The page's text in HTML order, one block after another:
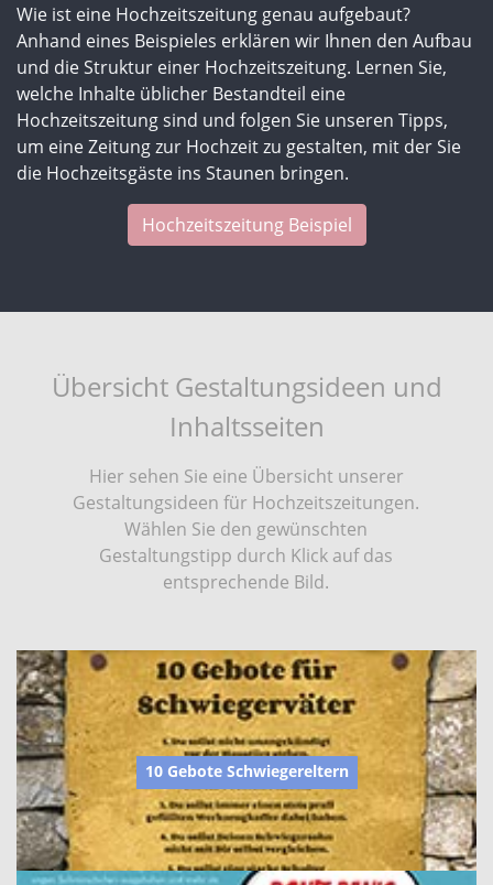
Wie ist eine Hochzeitszeitung genau aufgebaut?
Anhand eines Beispieles erklären wir Ihnen den Aufbau
und die Struktur einer Hochzeitszeitung. Lernen Sie,
welche Inhalte üblicher Bestandteil eine
Hochzeitszeitung sind und folgen Sie unseren Tipps,
um eine Zeitung zur Hochzeit zu gestalten, mit der Sie
die Hochzeitsgäste ins Staunen bringen.
Hochzeitszeitung Beispiel
Übersicht Gestaltungsideen und
Inhaltsseiten
Hier sehen Sie eine Übersicht unserer
Gestaltungsideen für Hochzeitszeitungen.
Wählen Sie den gewünschten
Gestaltungstipp durch Klick auf das
entsprechende Bild.
10 Gebote Schwiegereltern